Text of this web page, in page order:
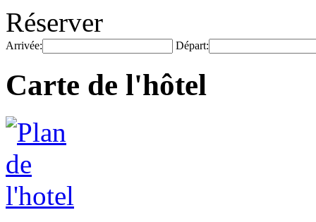
Réserver
Arrivée: Départ:
Carte de l'hôtel